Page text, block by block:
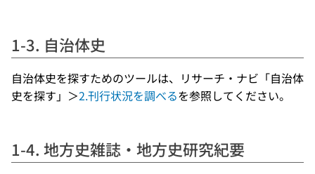
1-3. 自治体史
自治体史を探すためのツールは、リサーチ・ナビ「自治体
史を探す」＞2.刊行状況を調べるを参照してください。
1-4. 地方史雑誌・地方史研究紀要